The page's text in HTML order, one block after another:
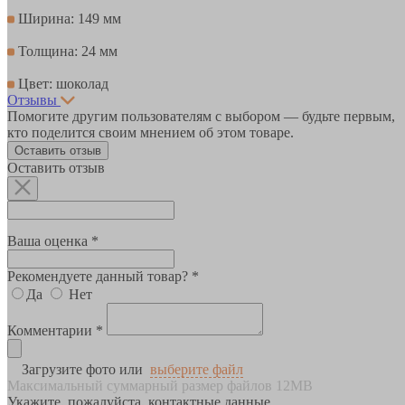
Ширина: 149 мм
Толщина: 24 мм
Цвет: шоколад
Отзывы
Помогите другим пользователям с выбором — будьте первым,
кто поделится своим мнением об этом товаре.
Оставить отзыв
Оставить отзыв
Ваша оценка *
Рекомендуете данный товар? *
Да
Нет
Комментарии *
Загрузите фото или выберите файл
Максимальный суммарный размер файлов 12MB
Укажите, пожалуйста, контактные данные